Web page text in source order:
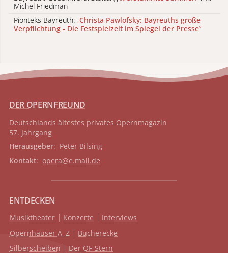
Michel Friedman
Pionteks Bayreuth: „Christa Pawlofsky: Bayreuths große
Verpflichtung - Die Festspielzeit im Spiegel der Presse“
DER OPERNFREUND
Deutschlands ältestes privates Opernmagazin
57. Jahrgang
Herausgeber: Peter Bilsing
Kontakt: opera@e.mail.de
ENTDECKEN
Musiktheater Konzerte
Interviews
Opernhäuser A–Z
Bücherecke
Silberscheiben
Der OF-Stern